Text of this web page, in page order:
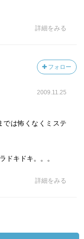
では、と男は疑う
詳細をみる
フォロー
2009.11.25
では怖くなくミステ
ドキドキ。。。
詳細をみる